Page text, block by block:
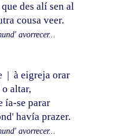
que des alí sen al
cousa veer.
avorrecer...
| à eigreja orar
altar,
ía-se parar
havía prazer.
avorrecer...